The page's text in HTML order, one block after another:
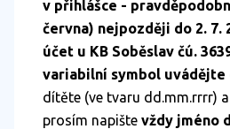
v přihlášce -
června) nejpozději do 2. 7.
účet u KB Soběslav čú.
variabilní symbol uvádějte
dítěte (ve tvaru dd.mm.rrrr)
prosím napište vždy jméno